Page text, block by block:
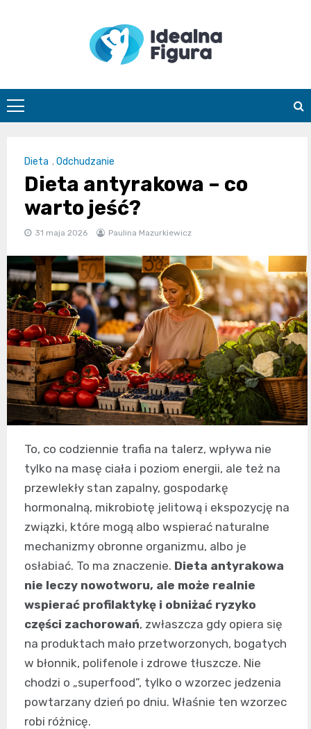
Dieta ,Odchudzanie
Dieta antyrakowa – co
warto jeść?
31 maja 2026 Paulina Mazurkiewicz
To, co codziennie trafia na talerz, wpływa nie
tylko na masę ciała i poziom energii, ale też na
przewlekły stan zapalny, gospodarkę
hormonalną, mikrobiotę jelitową i ekspozycję na
związki, które mogą albo wspierać naturalne
mechanizmy obronne organizmu, albo je
osłabiać. To ma znaczenie. Dieta antyrakowa
nie leczy nowotworu, ale może realnie
wspierać profilaktykę i obniżać ryzyko
części zachorowań, zwłaszcza gdy opiera się
na produktach mało przetworzonych, bogatych
w błonnik, polifenole i zdrowe tłuszcze. Nie
chodzi o „superfood”, tylko o wzorzec jedzenia
powtarzany dzień po dniu. Właśnie ten wzorzec
robi różnicę.